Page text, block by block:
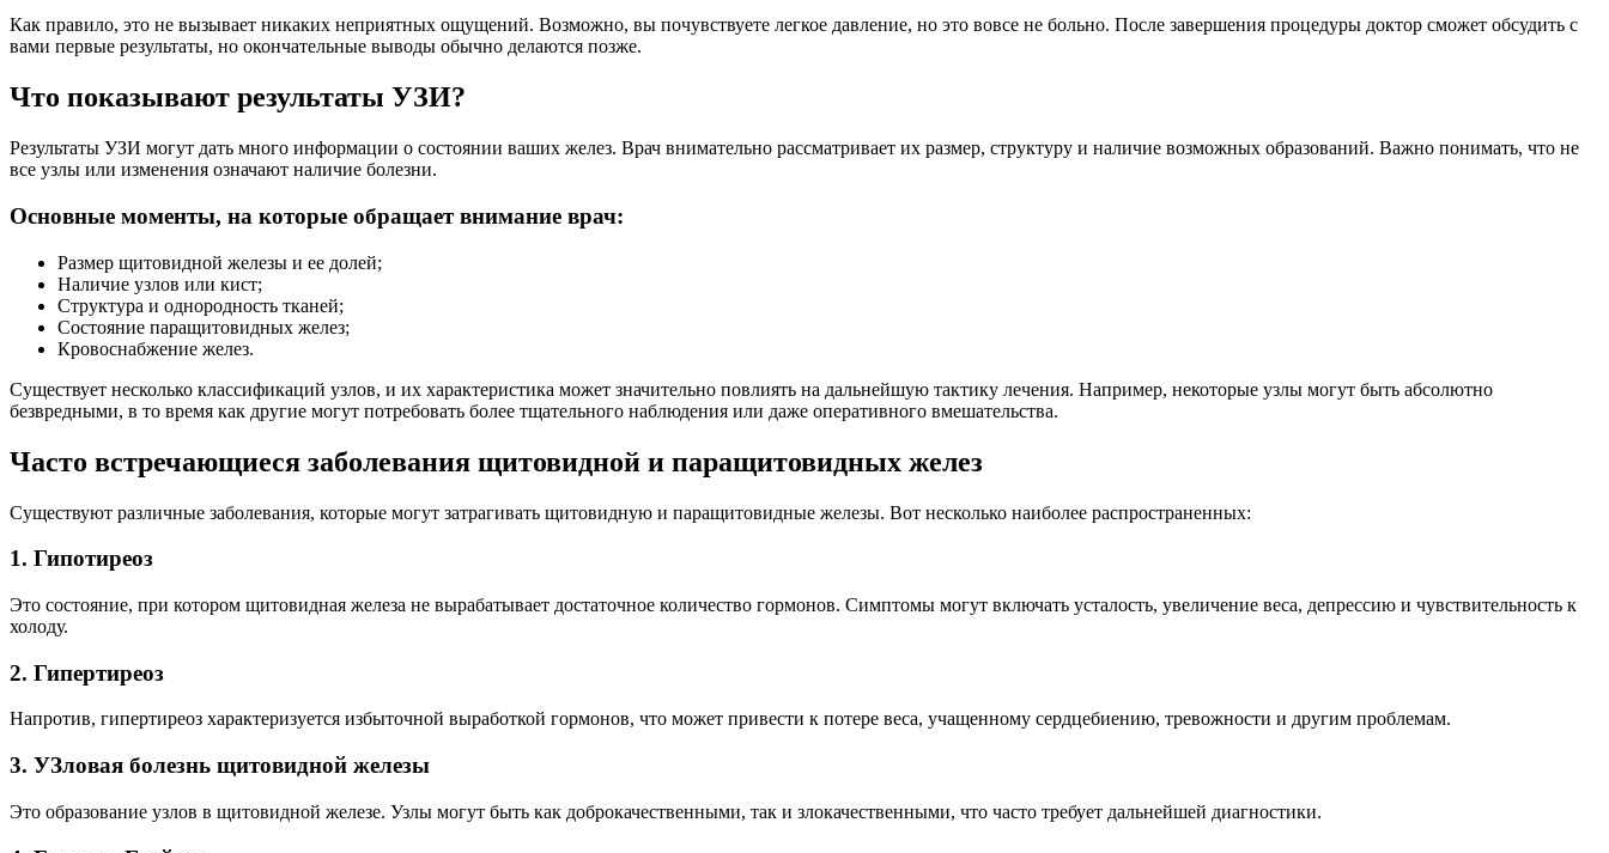
Как правило, это не вызывает никаких неприятных ощущений. Возможно, вы почувствуете легкое давление, но это вовсе не больно. После завершения процедуры доктор сможет обсудить с
вами первые результаты, но окончательные выводы обычно делаются позже.
Что показывают результаты УЗИ?
Результаты УЗИ могут дать много информации о состоянии ваших желез. Врач внимательно рассматривает их размер, структуру и наличие возможных образований. Важно понимать, что не
все узлы или изменения означают наличие болезни.
Основные моменты, на которые обращает внимание врач:
Размер щитовидной железы и ее долей;
Наличие узлов или кист;
Структура и однородность тканей;
Состояние паращитовидных желез;
Кровоснабжение желез.
Существует несколько классификаций узлов, и их характеристика может значительно повлиять на дальнейшую тактику лечения. Например, некоторые узлы могут быть абсолютно
безвредными, в то время как другие могут потребовать более тщательного наблюдения или даже оперативного вмешательства.
Часто встречающиеся заболевания щитовидной и паращитовидных желез
Существуют различные заболевания, которые могут затрагивать щитовидную и паращитовидные железы. Вот несколько наиболее распространенных:
1. Гипотиреоз
Это состояние, при котором щитовидная железа не вырабатывает достаточное количество гормонов. Симптомы могут включать усталость, увеличение веса, депрессию и чувствительность к
холоду.
2. Гипертиреоз
Напротив, гипертиреоз характеризуется избыточной выработкой гормонов, что может привести к потере веса, учащенному сердцебиению, тревожности и другим проблемам.
3. УЗловая болезнь щитовидной железы
Это образование узлов в щитовидной железе. Узлы могут быть как доброкачественными, так и злокачественными, что часто требует дальнейшей диагностики.